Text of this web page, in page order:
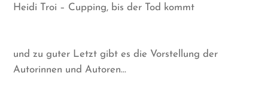
Heidi Troi – Cupping, bis der Tod kommt
und zu guter Letzt gibt es die Vorstellung der
Autorinnen und Autoren…